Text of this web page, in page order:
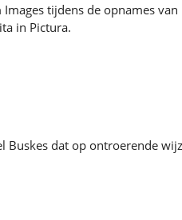
tijdens de opnames
in Pictura.
dat op ontroerende